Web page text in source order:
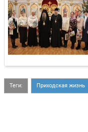
Теги: Приходская жизнь